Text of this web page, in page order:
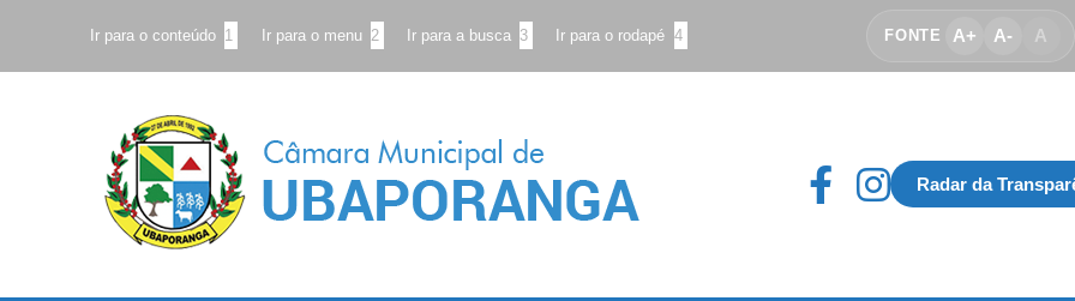
Ir para o conteúdo 1 Ir para o menu 2 Ir para a busca 3 Ir para o rodapé 4 FONTE A+ A- A
Radar da